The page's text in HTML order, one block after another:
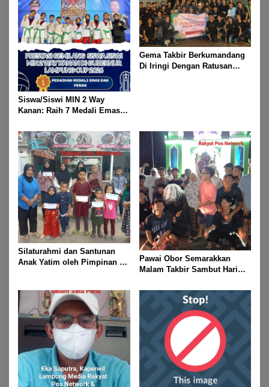
Siswa/Siswi MIN 2 Way
Kanan: Raih 7 Medali Emas
Gubernur Lampung Cup 2
Taekwondo Championship
2026
Gema Takbir Berkumandang
Di Iringi Dengan Ratusan
Silaturahmi dan Santunan
Anak Yatim oleh Pimpinan PT
Pawai Obor Semarakkan
Malam Takbir Sambut Hari
M, Di Kampung Simpang
Asam, Kecamatan Banjit